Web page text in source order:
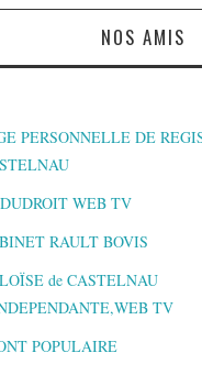
NOS AMIS
PERSONNELLE DE
WEB TV
RAULT BOVIS
de CASTELNAU
TV
POPULAIRE